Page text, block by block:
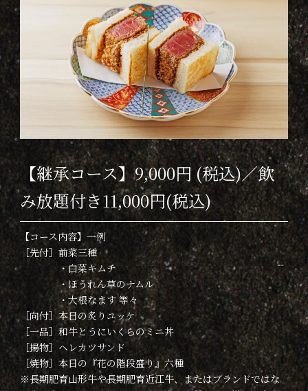
【継承コース】9,000円 (税込)／飲
み放題付き11,000円(税込)
【コース内容】一例
［先付］前菜三種
・白菜キムチ
・ほうれん草のナムル
・大根なます 等々
［向付］本日の炙りユッケ
［一品］和牛とうにいくらのミニ丼
［揚物］ヘレカツサンド
［焼物］本日の『花の階段盛り』六種
※長期肥育山形牛や長期肥育近江牛、またはブランドではな